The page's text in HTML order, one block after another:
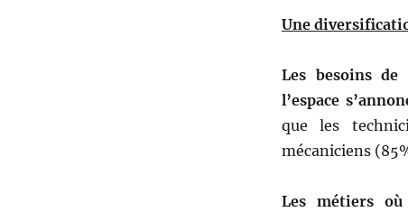
Une
Les besoins
l’espace
que les
mécaniciens
Les métiers